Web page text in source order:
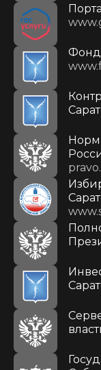
Фонд